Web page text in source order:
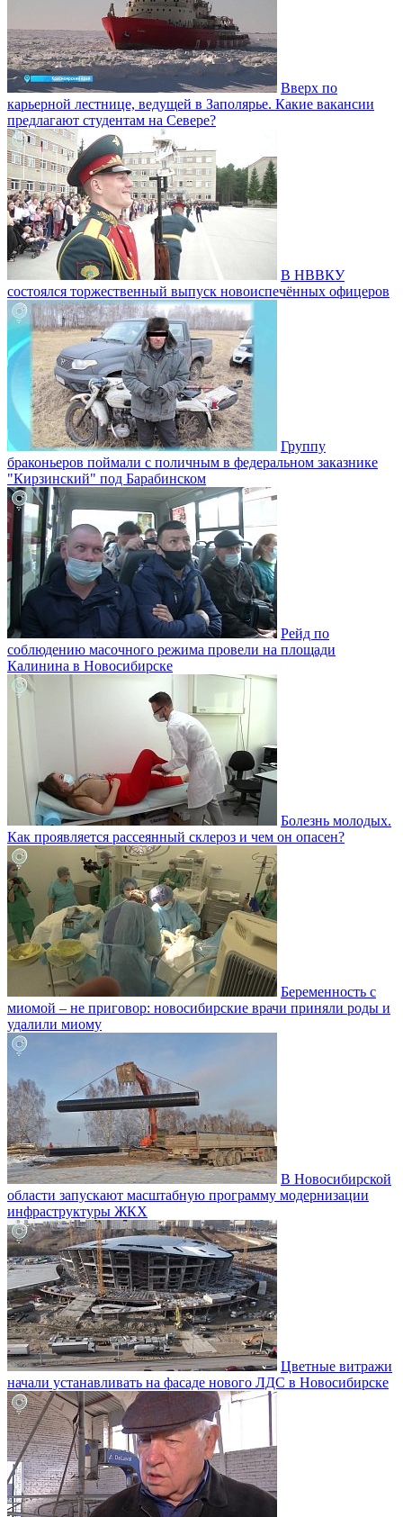
Вверх по
карьерной лестнице, ведущей в Заполярье. Какие вакансии
предлагают студентам на Севере?
В НВВКУ
состоялся торжественный выпуск новоиспечённых офицеров
Группу
браконьеров поймали с поличным в федеральном заказнике
"Кирзинский" под Барабинском
Рейд по
соблюдению масочного режима провели на площади
Калинина в Новосибирске
Болезнь молодых.
Как проявляется рассеянный склероз и чем он опасен?
Беременность с
миомой – не приговор: новосибирские врачи приняли роды и
удалили миому
В Новосибирской
области запускают масштабную программу модернизации
инфраструктуры ЖКХ
Цветные витражи
начали устанавливать на фасаде нового ЛДС в Новосибирске